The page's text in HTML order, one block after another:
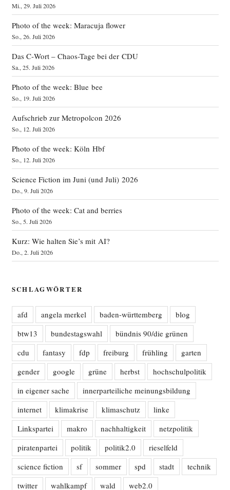
Mi., 29. Juli 2026
Photo of the week: Maracuja flower
So., 26. Juli 2026
Das C‑Wort – Chaos-Tage bei der CDU
Sa., 25. Juli 2026
Photo of the week: Blue bee
So., 19. Juli 2026
Aufschrieb zur Metropolcon 2026
So., 12. Juli 2026
Photo of the week: Köln Hbf
So., 12. Juli 2026
Science Fiction im Juni (und Juli) 2026
Do., 9. Juli 2026
Photo of the week: Cat and berries
So., 5. Juli 2026
Kurz: Wie halten Sie’s mit AI?
Do., 2. Juli 2026
SCHLAGWÖRTER
afd angela merkel baden-württemberg
blog
btw13
bundestagswahl
bündnis 90/die grünen
cdu
fantasy fdp freiburg frühling
garten
gender
google grüne herbst
hochschulpolitik
in eigener sache
innerparteiliche meinungsbildung
internet
klimakrise klimaschutz
linke
Linkspartei
makro nachhaltigkeit
netzpolitik
piratenpartei
politik politik2.0
rieselfeld
science fiction
sf sommer spd stadt
technik
twitter
wahlkampf wald web2.0